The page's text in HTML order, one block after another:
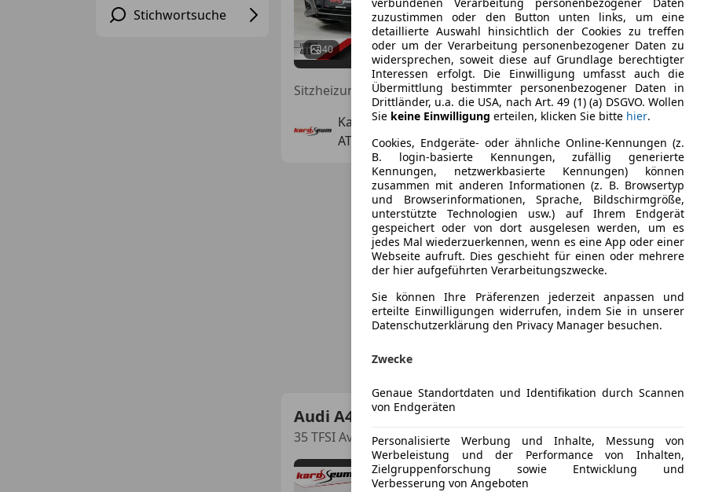
Stichwortsuche
40 Neu 05/2022 47 700 km
Karosseum GmbH
AT-4693 Desselbrunn
Audi A4
35 TFSI Avant | WENIG KM | Business Paket
€ 21 890 1
zuzustimmen oder den Button unten links, um eine
detaillierte Auswahl hinsichtlich der Cookies zu treffen
oder um der Verarbeitung personenbezogener Daten zu
widersprechen, soweit diese auf Grundlage berechtigter
Interessen erfolgt. Die Einwilligung umfasst auch die
Übermittlung bestimmter personenbezogener Daten in
Drittländer, u.a. die USA, nach Art. 49 (1) (a) DSGVO. Wollen
Sie keine Einwilligung erteilen, klicken Sie bitte hier.
Cookies, Endgeräte- oder ähnliche Online-Kennungen (z.
B. login-basierte Kennungen, zufällig generierte
Kennungen, netzwerkbasierte Kennungen) können
zusammen mit anderen Informationen (z. B. Browsertyp
und Browserinformationen, Sprache, Bildschirmgröße,
unterstützte Technologien usw.) auf Ihrem Endgerät
gespeichert oder von dort ausgelesen werden, um es
jedes Mal wiederzuerkennen, wenn es eine App oder einer
Webseite aufruft. Dies geschieht für einen oder mehrere
der hier aufgeführten Verarbeitungszwecke.
Sie können Ihre Präferenzen jederzeit anpassen und
erteilte Einwilligungen widerrufen, indem Sie in unserer
Datenschutzerklärung den Privacy Manager besuchen.
Zwecke
Genaue Standortdaten und Identifikation durch Scannen
von Endgeräten
Personalisierte Werbung und Inhalte, Messung von
Werbeleistung und der Performance von Inhalten,
Zielgruppenforschung sowie Entwicklung und
Verbesserung von Angeboten